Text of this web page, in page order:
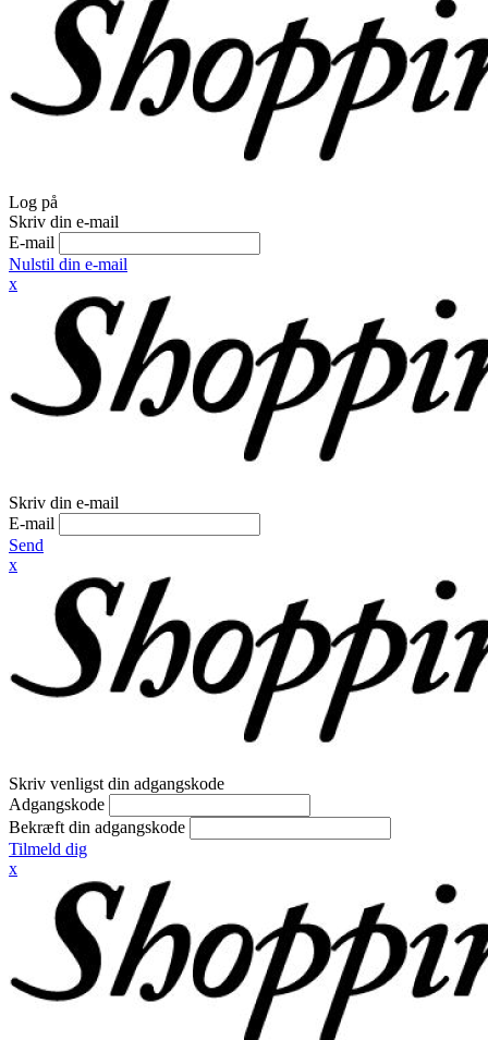
Log på
Skriv din e-mail
E-mail
Nulstil din e-mail
x
Skriv din e-mail
E-mail
Send
x
Skriv venligst din adgangskode
Adgangskode
Bekræft din adgangskode
Tilmeld dig
x